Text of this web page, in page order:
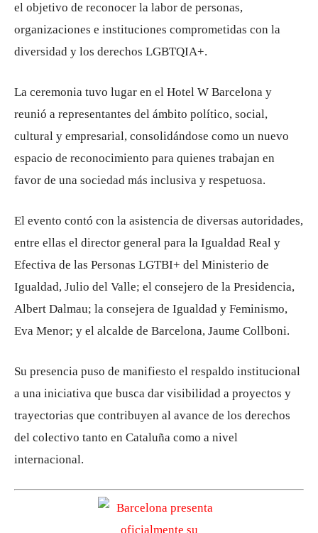
el objetivo de reconocer la labor de personas,
organizaciones e instituciones comprometidas con la
diversidad y los derechos LGBTQIA+.
La ceremonia tuvo lugar en el Hotel W Barcelona y
reunió a representantes del ámbito político, social,
cultural y empresarial, consolidándose como un nuevo
espacio de reconocimiento para quienes trabajan en
favor de una sociedad más inclusiva y respetuosa.
El evento contó con la asistencia de diversas autoridades,
entre ellas el director general para la Igualdad Real y
Efectiva de las Personas LGTBI+ del Ministerio de
Igualdad, Julio del Valle; el consejero de la Presidencia,
Albert Dalmau; la consejera de Igualdad y Feminismo,
Eva Menor; y el alcalde de Barcelona, Jaume Collboni.
Su presencia puso de manifiesto el respaldo institucional
a una iniciativa que busca dar visibilidad a proyectos y
trayectorias que contribuyen al avance de los derechos
del colectivo tanto en Cataluña como a nivel
internacional.